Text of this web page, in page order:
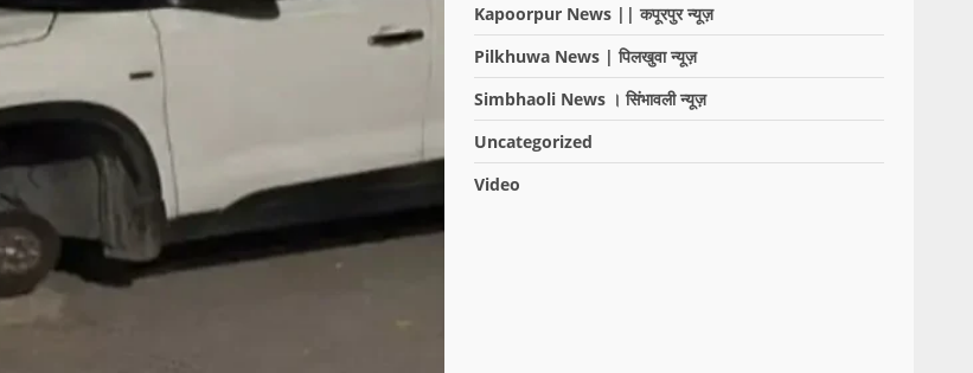
Kapoorpur News || कपूरपुर न्यूज़
Pilkhuwa News | पिलखुवा न्यूज़
Simbhaoli News । सिंभावली न्यूज़
Uncategorized
Video